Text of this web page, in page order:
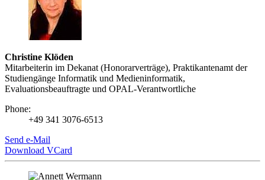
Christine Klöden
Mitarbeiterin im Dekanat (Honorarverträge), Praktikantenamt der
Studiengänge Informatik und Medieninformatik,
Evaluationsbeauftragte und OPAL-Verantwortliche
Phone:
+49 341 3076-6513
Send e-Mail
Download VCard